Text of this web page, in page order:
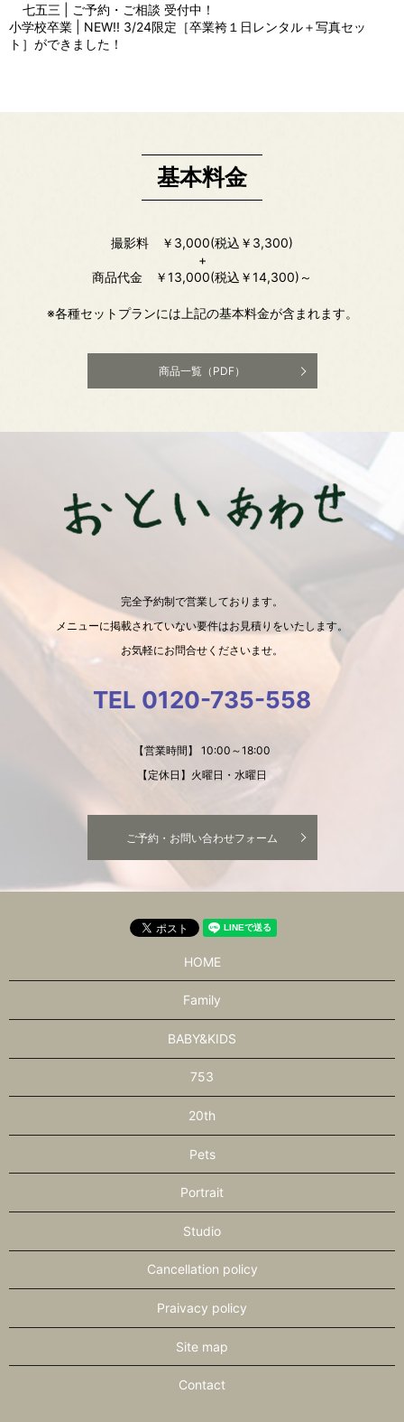
七五三 | ご予約・ご相談 受付中！
小学校卒業 | NEW!! 3/24限定［卒業袴１日レンタル＋写真セッ
ト］ができました！
基本料金
撮影料 ￥3,000(税込￥3,300)
+
商品代金 ￥13,000(税込￥14,300)～
※各種セットプランには上記の基本料金が含まれます。
商品一覧（PDF）
完全予約制で営業しております。
メニューに掲載されていない要件はお見積りをいたします。
お気軽にお問合せくださいませ。
TEL 0120-735-558
【営業時間】 10:00～18:00
【定休日】火曜日・水曜日
ご予約・お問い合わせフォーム
HOME
Family
BABY&KIDS
753
20th
Pets
Portrait
Studio
Cancellation policy
Praivacy policy
Site map
Contact